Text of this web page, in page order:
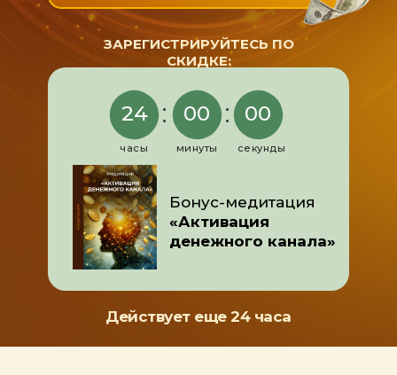
ЗАРЕГИСТРИРУЙТЕСЬ ПО
СКИДКЕ:
Действует еще 24 часа
Бонус-медитация
«Активация
денежного канала»
00
:
24 00
:
минуты секунды
часы